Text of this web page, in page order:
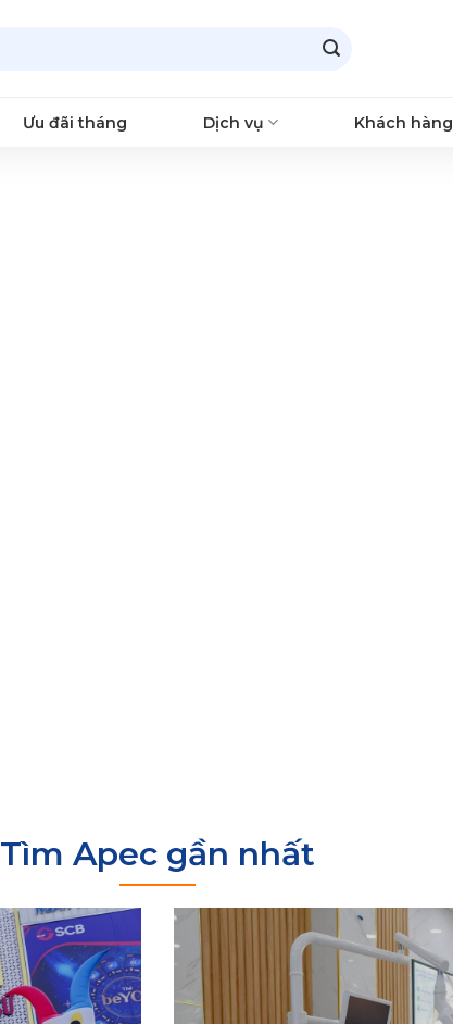
Ưu đãi tháng Dịch vụ Khách hàng
Tìm Apec gần nhất